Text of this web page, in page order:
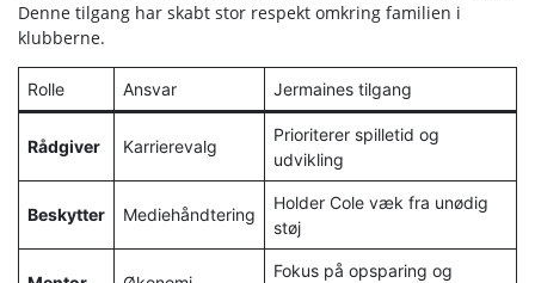
Denne tilgang har skabt stor respekt omkring familien i
klubberne.
Rolle Ansvar Jermaines tilgang
Rådgiver Karrierevalg
Prioriterer spilletid og
udvikling
Beskytter Mediehåndtering
Holder Cole væk fra unødig
støj
Fokus på opsparing og